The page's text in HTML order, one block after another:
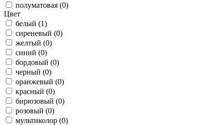
полуматовая (0)
Цвет
белый (1)
сиреневый (0)
желтый (0)
синий (0)
бордовый (0)
черный (0)
оранжевый (0)
красный (0)
бирюзовый (0)
розовый (0)
мультиколор (0)